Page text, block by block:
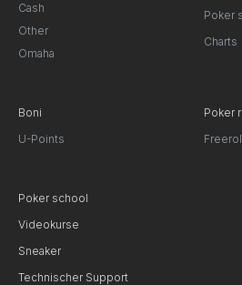
Cash
Other
Omaha
Poker
Charts
Boni
U-Points
Poker
Poker school
Videokurse
Sneaker
Technischer Support